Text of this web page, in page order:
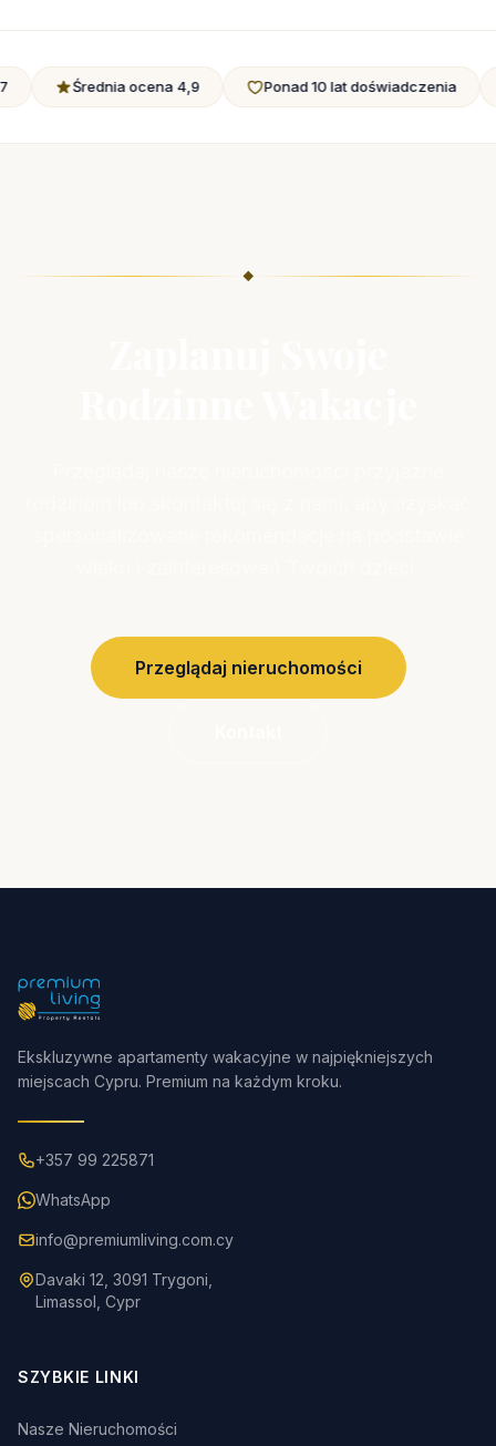
ocena 4,9 Ponad 10 lat doświadczenia
◆
Przeglądaj nieruchomości
Ekskluzywne apartamenty wakacyjne w najpiękniejszych
miejscach Cypru. Premium na każdym kroku.
+357 99 225871
WhatsApp
info@premiumliving.com.cy
Davaki 12, 3091 Trygoni,
Limassol, Cypr
SZYBKIE LINKI
Nasze Nieruchomości